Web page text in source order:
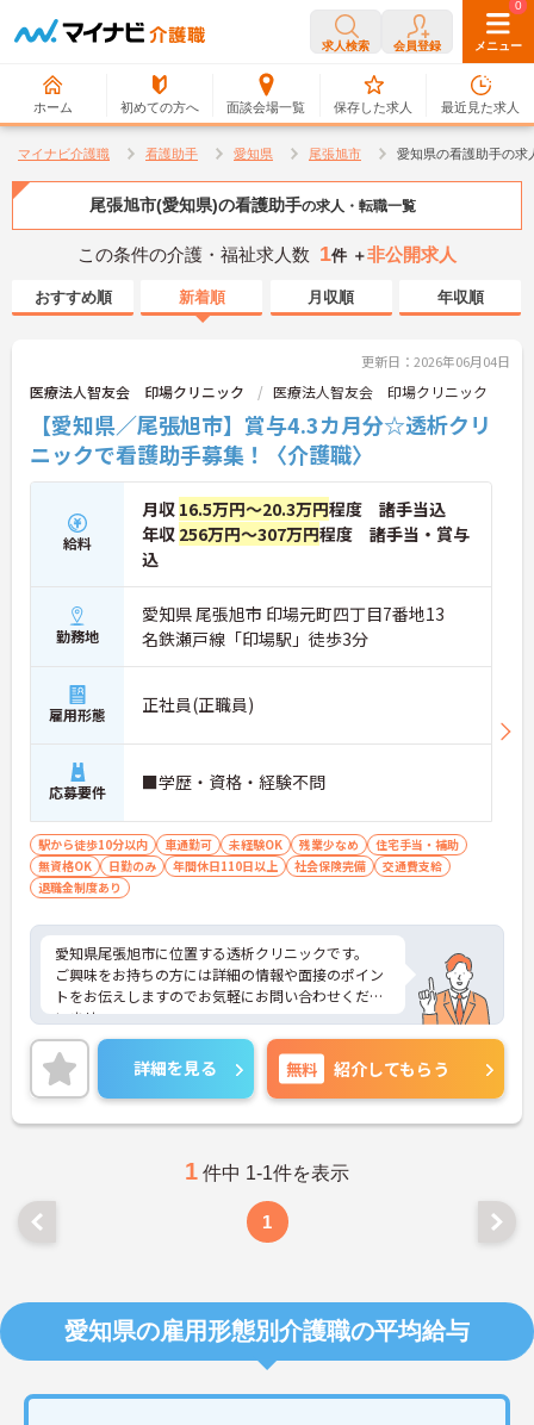
求人検索 会員登録 メニュー
ホーム 初めての方へ 面談会場一覧
0
保存した求人
0
最近見た求人
マイナビ介護職 看護助手 愛知県 尾張旭市 愛知県の看護助手の求
尾張旭市(愛知県)の看護助手の求人・転職一覧
この条件の介護・福祉求人数 1件 ＋非公開求人
おすすめ順 新着順 月収順 年収順
更新日：2026年06月04日
医療法人智友会 印場クリニック 医療法人智友会 印場クリニック
【愛知県／尾張旭市】賞与4.3カ月分☆透析クリ
ニックで看護助手募集！〈介護職〉
給料
月収 16.5万円～20.3万円程度 諸手当込
年収 256万円～307万円程度 諸手当・賞与
込
勤務地
愛知県 尾張旭市 印場元町四丁目7番地13
名鉄瀬戸線「印場駅」徒歩3分
雇用形態 正社員(正職員)
応募要件 ■学歴・資格・経験不問
駅から徒歩10分以内 車通勤可 未経験OK 残業少なめ
住宅手当・補助
無資格OK
日勤のみ 年間休日110日以上 社会保険完備
交通費支給
退職金制度あり
愛知県尾張旭市に位置する透析クリニックです。
ご興味をお持ちの方には詳細の情報や面接のポイン
トをお伝えしますのでお気軽にお問い合わせくださ
いませ。
詳細を見る 無料 紹介してもらう
1 件中 1-1件を表示
1
愛知県の雇用形態別介護職の平均給与